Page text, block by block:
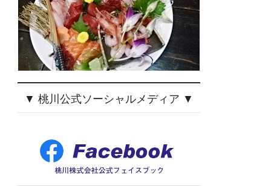
▼ 桃川公式ソーシャルメディア ▼